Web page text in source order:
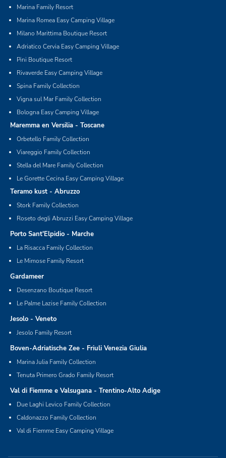
Marina Family Resort
Marina Romea Easy Camping Village
Milano Marittima Boutique Resort
Adriatico Cervia Easy Camping Village
Pini Boutique Resort
Rivaverde Easy Camping Village
Spina Family Collection
Vigna sul Mar Family Collection
Bologna Easy Camping Village
Maremma en Versilia - Toscane
Orbetello Family Collection
Viareggio Family Collection
Stella del Mare Family Collection
Le Gorette Cecina Easy Camping Village
Teramo kust - Abruzzo
Stork Family Collection
Roseto degli Abruzzi Easy Camping Village
Porto Sant'Elpidio - Marche
La Risacca Family Collection
Le Mimose Family Resort
Gardameer
Desenzano Boutique Resort
Le Palme Lazise Family Collection
Jesolo - Veneto
Jesolo Family Resort
Boven-Adriatische Zee - Friuli Venezia Giulia
Marina Julia Family Collection
Tenuta Primero Grado Family Resort
Val di Fiemme e Valsugana - Trentino-Alto Adige
Due Laghi Levico Family Collection
Caldonazzo Family Collection
Val di Fiemme Easy Camping Village